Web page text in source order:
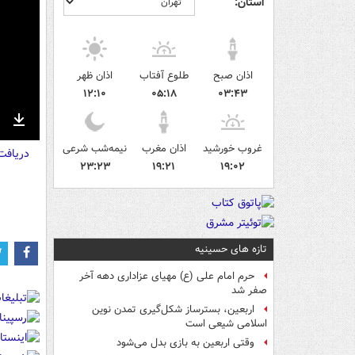
اذان صبح
۰۳:۴۳
طلوع آفتاب
۰۵:۱۸
اذان ظهر
۱۲:۱۰
غروب خورشید
۱۹:۰۲
اذان مغرب
۱۹:۲۱
نیمه‌شب شرعی
۲۳:۲۳
تازه های حسینیه
حرم امام علی (ع) مهیای عزاداری دهه آخر
صفر شد
اربعین، بسترساز شکل‌گیری تمدن نوین
اسلامی شیعی است
وقتی اربعین به بازی بدل می‌شود
Download